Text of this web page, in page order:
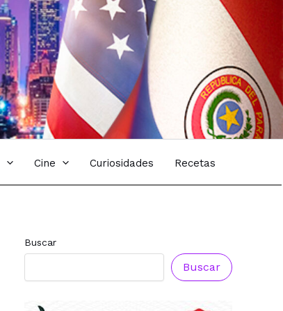
Cine Curiosidades Recetas
Buscar
Buscar